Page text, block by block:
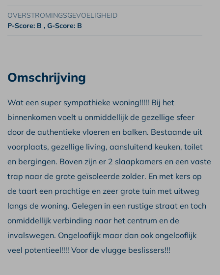
OVERSTROMINGSGEVOELIGHEID
P-Score: B , G-Score: B
Omschrijving
Wat een super sympathieke woning!!!!! Bij het
binnenkomen voelt u onmiddellijk de gezellige sfeer
door de authentieke vloeren en balken. Bestaande uit
voorplaats, gezellige living, aansluitend keuken, toilet
en bergingen. Boven zijn er 2 slaapkamers en een vaste
trap naar de grote geïsoleerde zolder. En met kers op
de taart een prachtige en zeer grote tuin met uitweg
langs de woning. Gelegen in een rustige straat en toch
onmiddellijk verbinding naar het centrum en de
invalswegen. Ongelooflijk maar dan ook ongelooflijk
veel potentieel!!!! Voor de vlugge beslissers!!!